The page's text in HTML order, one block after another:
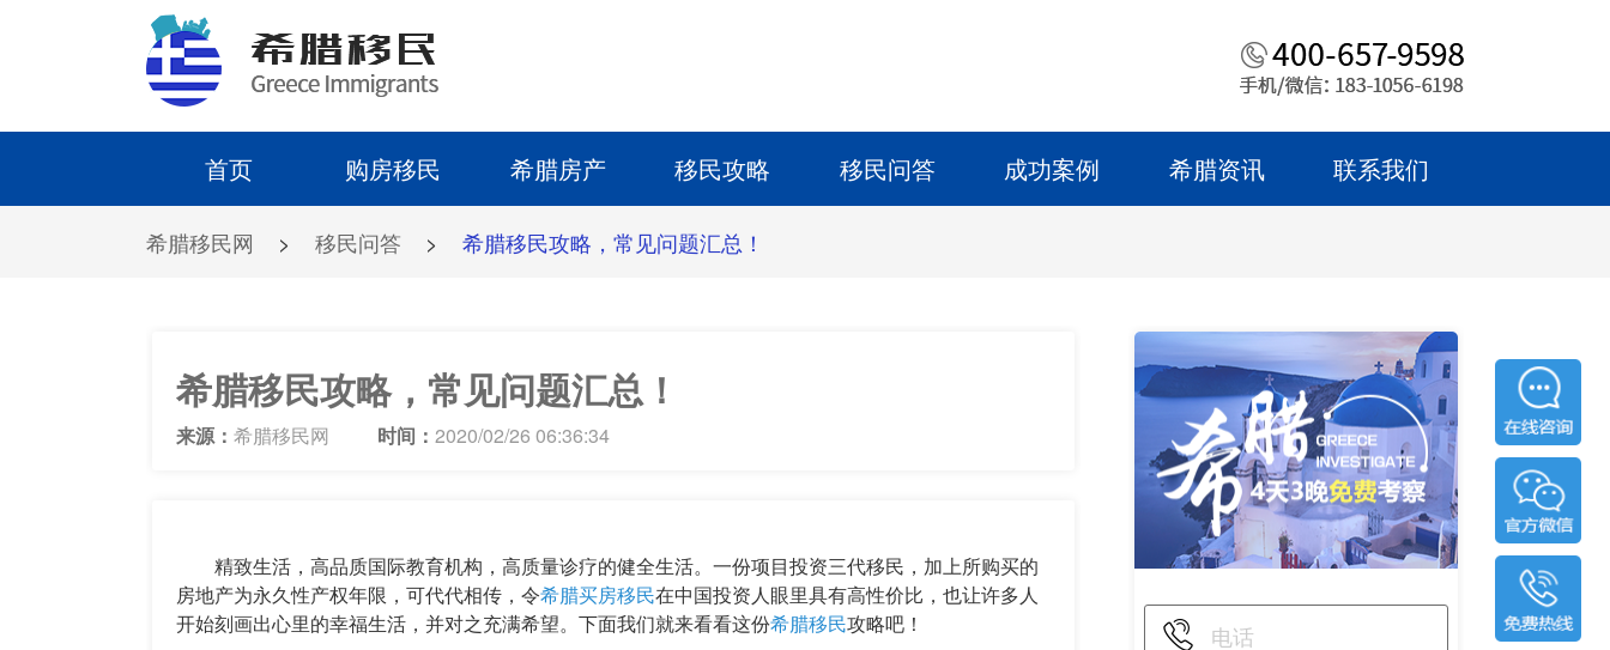
首页 购房移民 希腊房产 移民攻略 移民问答 成功案例 希腊资讯 联系我们
希腊移民网 > 移民问答 > 希腊移民攻略，常见问题汇总！
希腊移民攻略，常见问题汇总！
来源： 希腊移民网 时间： 2020/02/26 06:36:34
精致生活，高品质国际教育机构，高质量诊疗的健全生活。一份项目投资三代移民，加上所购买的
房地产为永久性产权年限，可代代相传，令希腊买房移民在中国投资人眼里具有高性价比，也让许多人
开始刻画出心里的幸福生活，并对之充满希望。下面我们就来看看这份希腊移民攻略吧！